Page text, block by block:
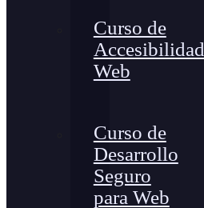
Curso de
Accesibilidad
Web
Curso de
Desarrollo
Seguro
para Web